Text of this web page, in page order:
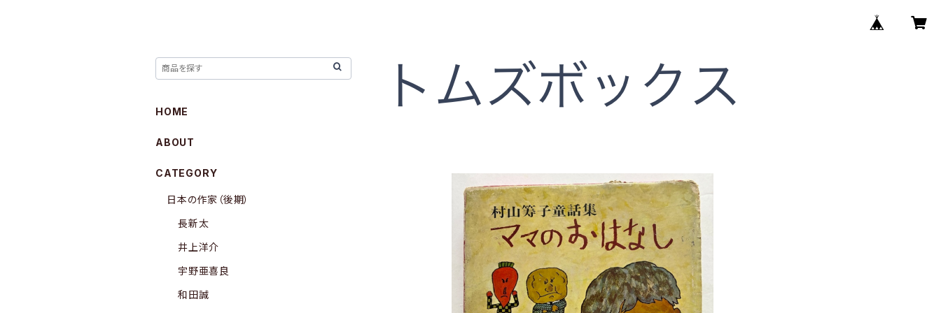
HOME
ABOUT
CATEGORY
日本の作家（後期）
長新太
井上洋介
宇野亜喜良
和田誠